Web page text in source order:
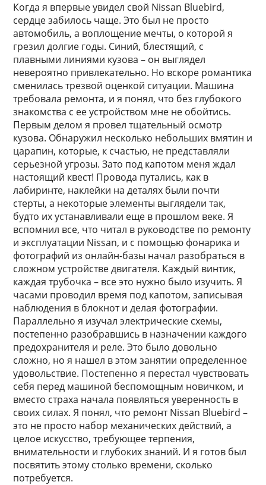
Когда я впервые увидел свой Nissan Bluebird,
сердце забилось чаще. Это был не просто
автомобиль, а воплощение мечты, о которой я
грезил долгие годы. Синий, блестящий, с
плавными линиями кузова – он выглядел
невероятно привлекательно. Но вскоре романтика
сменилась трезвой оценкой ситуации. Машина
требовала ремонта, и я понял, что без глубокого
знакомства с ее устройством мне не обойтись.
Первым делом я провел тщательный осмотр
кузова. Обнаружил несколько небольших вмятин и
царапин, которые, к счастью, не представляли
серьезной угрозы. Зато под капотом меня ждал
настоящий квест! Провода путались, как в
лабиринте, наклейки на деталях были почти
стерты, а некоторые элементы выглядели так,
будто их устанавливали еще в прошлом веке. Я
вспомнил все, что читал в руководстве по ремонту
и эксплуатации Nissan, и с помощью фонарика и
фотографий из онлайн-базы начал разобраться в
сложном устройстве двигателя. Каждый винтик,
каждая трубочка – все это нужно было изучить. Я
часами проводил время под капотом, записывая
наблюдения в блокнот и делая фотографии.
Параллельно я изучал электрические схемы,
постепенно разобравшись в назначении каждого
предохранителя и реле. Это было довольно
сложно, но я нашел в этом занятии определенное
удовольствие. Постепенно я перестал чувствовать
себя перед машиной беспомощным новичком, и
вместо страха начала появляться уверенность в
своих силах. Я понял, что ремонт Nissan Bluebird –
это не просто набор механических действий, а
целое искусство, требующее терпения,
внимательности и глубоких знаний. И я готов был
посвятить этому столько времени, сколько
потребуется.